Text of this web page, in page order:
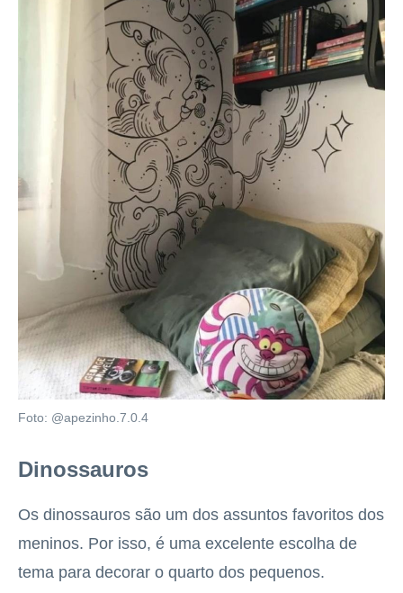
Foto: @apezinho.7.0.4
Dinossauros
Os dinossauros são um dos assuntos favoritos dos
meninos. Por isso, é uma excelente escolha de
tema para decorar o quarto dos pequenos.